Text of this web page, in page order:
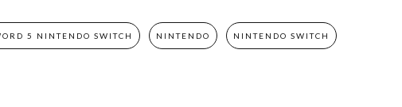
5 NINTENDO SWITCH NINTENDO NINTENDO SWITCH